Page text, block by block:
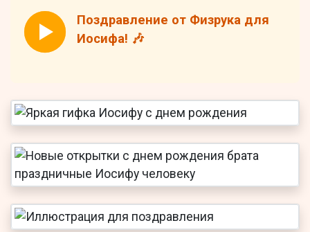
Поздравление от Физрука для
Иосифа! 🎶